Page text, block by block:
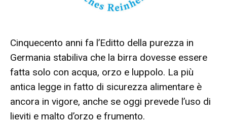
Cinquecento anni fa l’Editto della purezza in
Germania stabiliva che la birra dovesse essere
fatta solo con acqua, orzo e luppolo. La più
antica legge in fatto di sicurezza alimentare è
ancora in vigore, anche se oggi prevede l’uso di
lieviti e malto d’orzo e frumento.